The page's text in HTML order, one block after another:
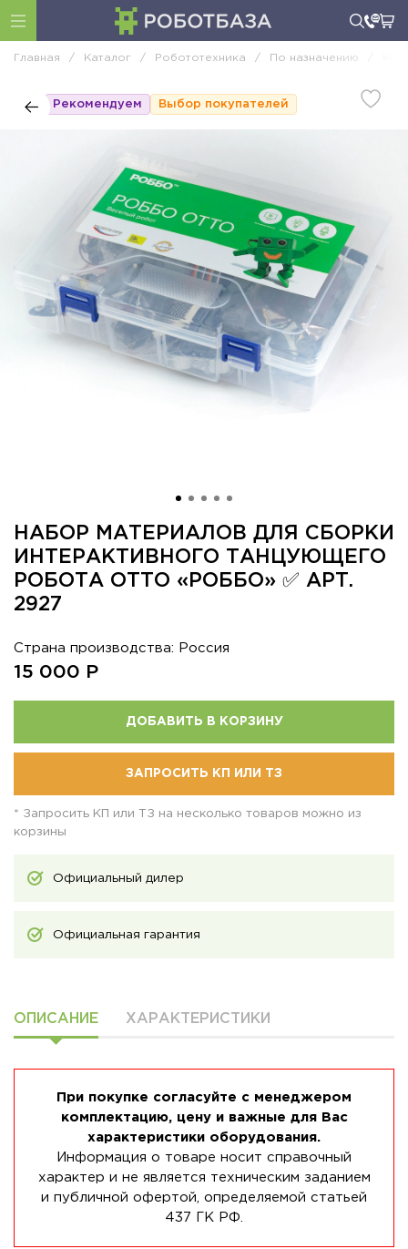
Главная / Каталог / Робототехника / По назначению
Рекомендуем Выбор покупателей
НАБОР МАТЕРИАЛОВ ДЛЯ СБОРКИ
ИНТЕРАКТИВНОГО ТАНЦУЮЩЕГО
РОБОТА ОТТО «РОББО» ✅ АРТ.
2927
Страна производства: Россия
15 000 Р
ДОБАВИТЬ В КОРЗИНУ
ЗАПРОСИТЬ КП ИЛИ ТЗ
* Запросить КП или ТЗ на несколько товаров можно из
корзины
Официальный дилер
Официальная гарантия
ОПИСАНИЕ ХАРАКТЕРИСТИКИ
При покупке согласуйте с менеджером
комплектацию, цену и важные для Вас
характеристики оборудования.
Информация о товаре носит справочный
характер и не является техническим заданием
и публичной офертой, определяемой статьей
437 ГК РФ.